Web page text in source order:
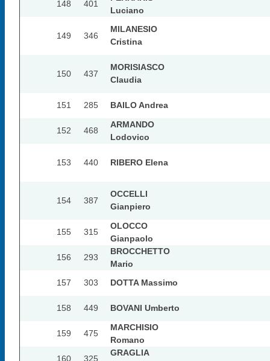
148
401
Luciano
149 346
MILANESIO
Cristina
150 437
MORISIASCO
Claudia
151 285 BAILO Andrea
152 468
ARMANDO
Lodovico
153 440 RIBERO Elena
154 387
OCCELLI
Gianpiero
155 315
OLOCCO
Gianpaolo
156
293
BROCCHETTO
Mario
157
303 DOTTA Massimo
158 449 BOVANI Umberto
159 475
MARCHISIO
Romano
160
325
GRAGLIA